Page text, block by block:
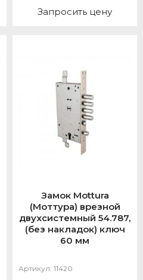
Запросить цену
Замок Mottura
(Моттура) врезной
двухсистемный 54.787,
(без накладок) ключ
60 мм
Артикул: 11420